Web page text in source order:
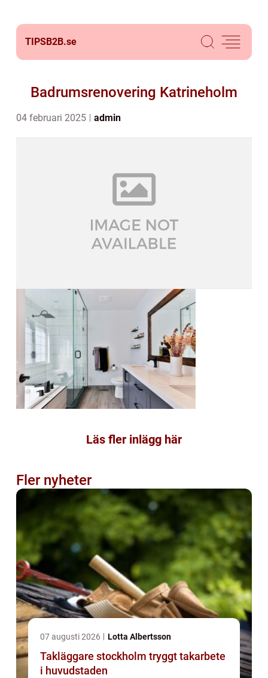
TIPSB2B.se
Badrumsrenovering Katrineholm
04 februari 2025 admin
Läs fler inlägg här
Fler nyheter
07 augusti 2026 Lotta Albertsson
Takläggare stockholm tryggt takarbete
i huvudstaden